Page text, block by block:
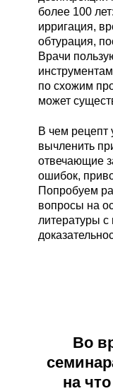
более 100
ирригация,
обтурация,
Врачи
по схожим
может
В чем рецепт
вычленить
отвечающие
ошибок,
Попробуем
вопросы на
литературы
Во
на